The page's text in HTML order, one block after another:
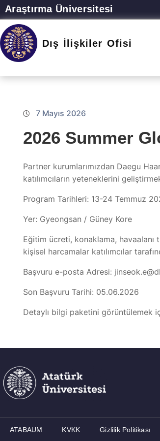
Araştırma Üniversitesi
Dış İlişkiler Ofisi
7 Mayıs 2026
2026 Summer
Partner kurumlarımızdan Daegu
katılımcıların yeteneklerini
Program Tarihleri: 13-24 Temmuz
Yer: Gyeongsan / Güney Kore
Eğitim ücreti, konaklama,
kişisel harcamalar katılımcılar
Başvuru e-posta Adresi:
Son Başvuru Tarihi: 05.06.2026
Detaylı bilgi paketini görüntülemek
ATABAUM KVKK Gizlilik Politikası